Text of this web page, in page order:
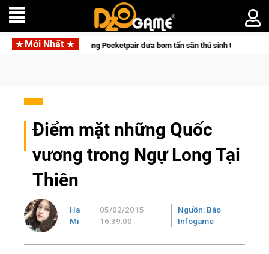
Mới Nhất
hợp tác cùng Pocketpair đưa bom tấn săn thú sinh tồn lên di động với tên gọi
Điểm mặt những Quốc
vương trong Ngự Long Tại
Thiên
Ha
Mi
05/02/2015
16:39:00
Nguồn: Báo
Infogame